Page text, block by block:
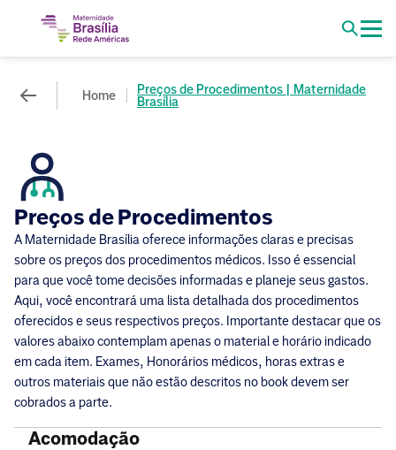
Home
Preços de Procedimentos | Maternidade
Brasília
Preços de Procedimentos
A Maternidade Brasília oferece informações claras e precisas
sobre os preços dos procedimentos médicos. Isso é essencial
para que você tome decisões informadas e planeje seus gastos.
Aqui, você encontrará uma lista detalhada dos procedimentos
oferecidos e seus respectivos preços. Importante destacar que os
valores abaixo contemplam apenas o material e horário indicado
em cada item. Exames, Honorários médicos, horas extras e
outros materiais que não estão descritos no book devem ser
cobrados a parte.
Acomodação